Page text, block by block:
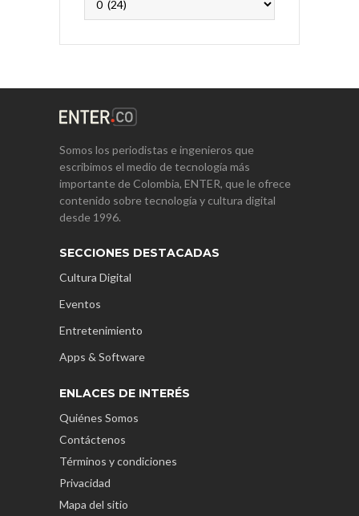
Somos los periodistas e ingenieros que
escribimos el medio de tecnología más
importante de Colombia, ENTER, que le ofrece
contenido sobre tecnología y cultura digital
desde 1996.
SECCIONES DESTACADAS
Cultura Digital
Eventos
Entretenimiento
Apps & Software
ENLACES DE INTERÉS
Quiénes Somos
Contáctenos
Términos y condiciones
Privacidad
Mapa del sitio